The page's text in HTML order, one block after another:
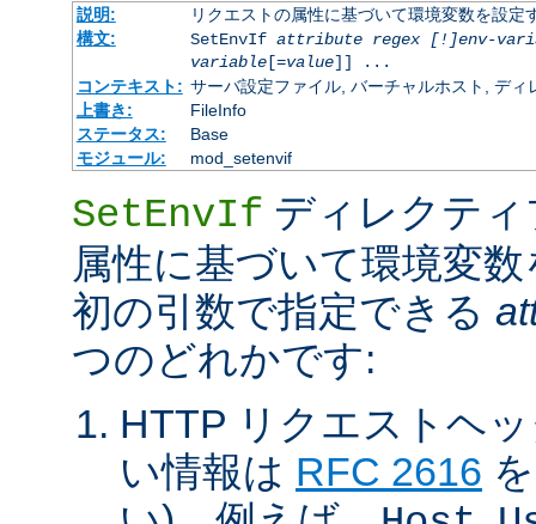
説明:
リクエストの属性に基づいて環境変数を設定
構文:
SetEnvIf attribute regex [!]env-
variable[=value]] ...
コンテキスト: サーバ設定ファイル, バーチャルホスト, ディ
上書き:
FileInfo
ステータス:
Base
モジュール:
mod_setenvif
SetEnvIf ディレクテ
属性に基づいて環境変
初の引数で指定できる
つのどれかです:
HTTP リクエストヘ
い情報は RFC 2616